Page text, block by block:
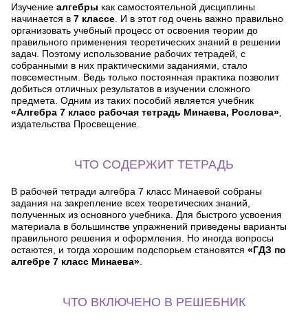
Изучение алгебры как самостоятельной дисциплины
начинается в 7 классе . И в этот год очень важно правильно
организовать учебный процесс от освоения теории до
правильного применения теоретических знаний в решении
задач. Поэтому использование рабочих тетрадей, с
собранными в них практическими заданиями, стало
повсеместным. Ведь только постоянная практика позволит
добиться отличных результатов в изучении сложного
предмета. Одним из таких пособий является учебник
«Алгебра 7 класс рабочая тетрадь Минаева, Рослова»
издательства Просвещение.
ЧТО СОДЕРЖИТ ТЕТРАДЬ
В рабочей тетради алгебра 7 класс Минаевой собраны
задания на закрепление всех теоретических знаний,
полученных из основного учебника. Для быстрого усвоения
материала в большинстве упражнений приведены варианты
правильного решения и оформления. Но иногда вопросы
остаются, и тогда хорошим подспорьем становятся «ГДЗ по
алгебре 7 класс Минаева»
ЧТО ВКЛЮЧЕНО В РЕШЕБНИК